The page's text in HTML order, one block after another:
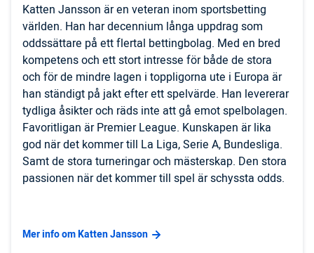
Katten Jansson är en veteran inom sportsbetting
världen. Han har decennium långa uppdrag som
oddssättare på ett flertal bettingbolag. Med en bred
kompetens och ett stort intresse för både de stora
och för de mindre lagen i toppligorna ute i Europa är
han ständigt på jakt efter ett spelvärde. Han levererar
tydliga åsikter och räds inte att gå emot spelbolagen.
Favoritligan är Premier League. Kunskapen är lika
god när det kommer till La Liga, Serie A, Bundesliga.
Samt de stora turneringar och mästerskap. Den stora
passionen när det kommer till spel är schyssta odds.
Mer info om Katten Jansson